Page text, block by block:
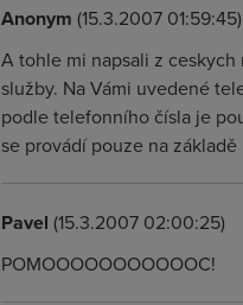
Anonym (15.3.2007 01:59:45)
A tohle mi napsali z
služby. Na Vámi uvedené
podle telefonního čísla je
se provádí pouze na
Pavel (15.3.2007 02:00:25)
POMOOOOOOOOOOOC!